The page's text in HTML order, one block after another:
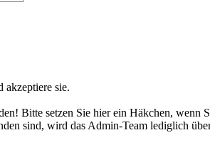
akzeptiere sie.
Bitte setzen Sie hier ein Häkchen,
sind, wird das Admin-Team lediglich